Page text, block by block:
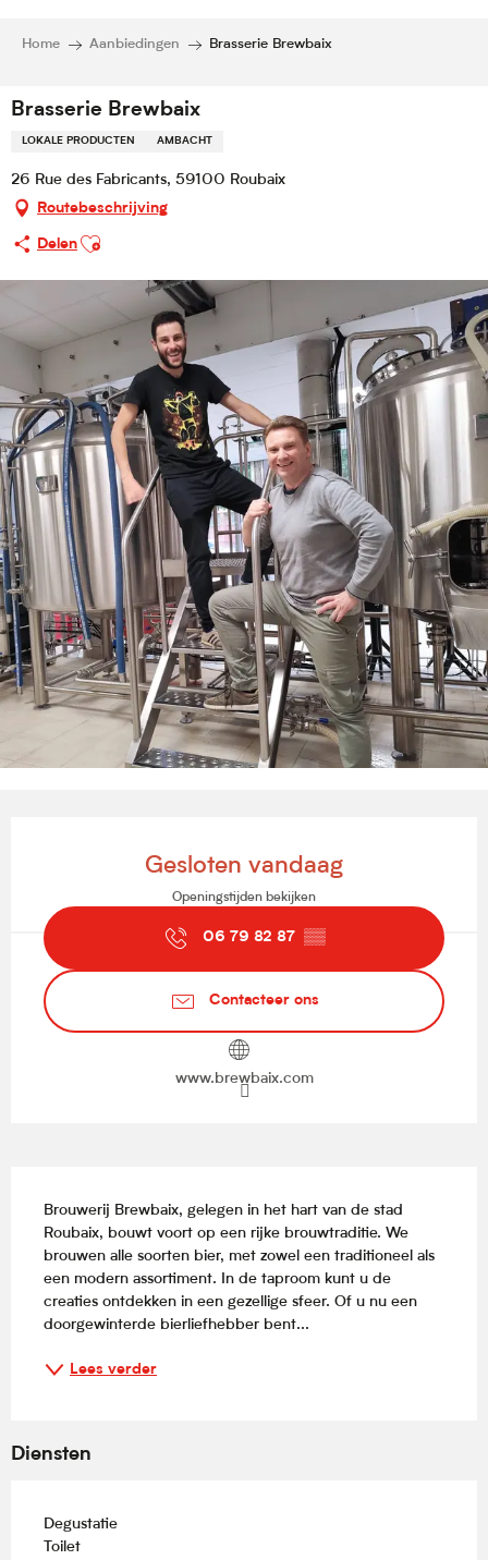
Home Aanbiedingen Brasserie Brewbaix
Brasserie Brewbaix
LOKALE PRODUCTEN AMBACHT
26 Rue des Fabricants, 59100 Roubaix
Routebeschrijving
Delen
Ajouter aux favoris
Gesloten vandaag
Openingstijden bekijken
06 79 82 87 ▒▒
Contacteer ons
www.brewbaix.com
Brouwerij Brewbaix, gelegen in het hart van de stad
Roubaix, bouwt voort op een rijke brouwtraditie. We
brouwen alle soorten bier, met zowel een traditioneel als
een modern assortiment. In de taproom kunt u de
creaties ontdekken in een gezellige sfeer. Of u nu een
doorgewinterde bierliefhebber bent...
Lees verder
Diensten
Degustatie
Toilet